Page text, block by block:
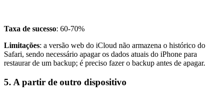
Taxa de sucesso: 60-70%
Limitações: a versão web do iCloud não armazena o histórico do
Safari, sendo necessário apagar os dados atuais do iPhone para
restaurar de um backup; é preciso fazer o backup antes de apagar.
5. A partir de outro dispositivo